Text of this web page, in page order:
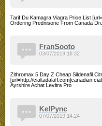
Tarif Du Kamagra Viagra Price List
Ordering Prednisone From Canada
FranSooto
Zithromax 5 Day Z Cheap Sildenafil
[url=http://cialtadalaff.com]canadian
Ayrshire Achat Levitra Pro
03/07/2019 18:32
KelPync
07/07/2019 14:24